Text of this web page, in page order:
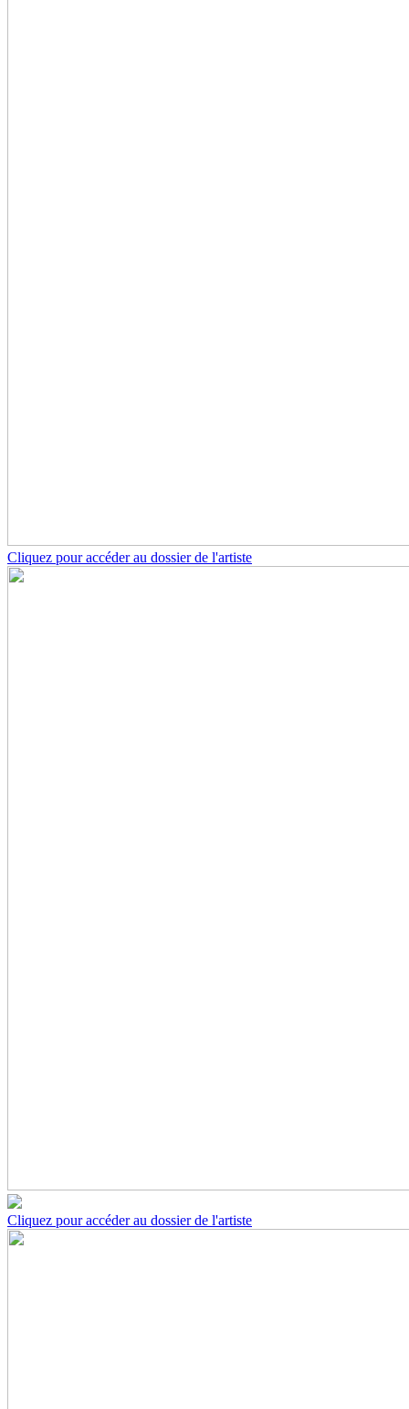
Cliquez pour accéder au dossier de l'artiste
Cliquez pour accéder au dossier de l'artiste